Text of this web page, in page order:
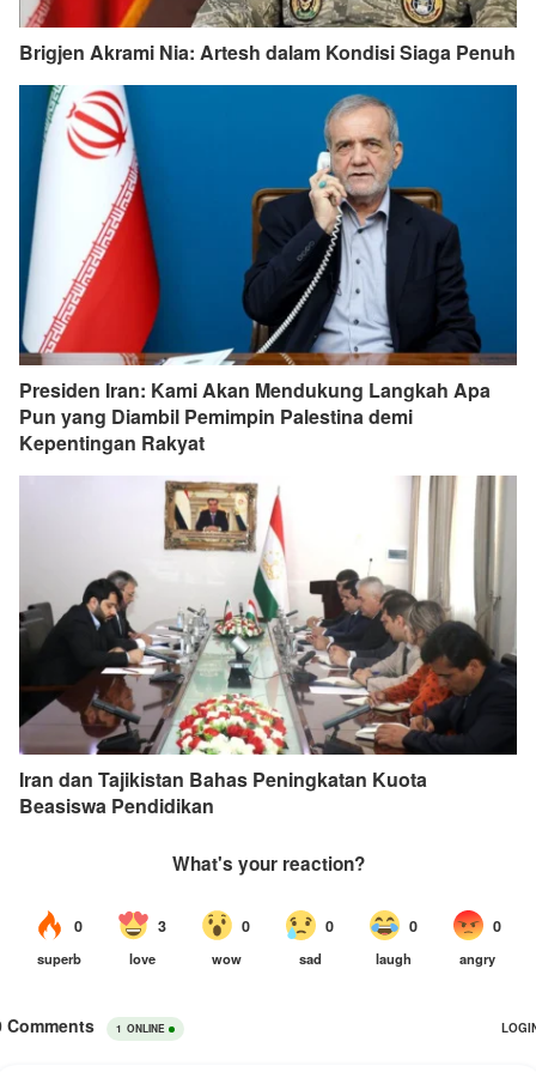
Brigjen Akrami Nia: Artesh dalam Kondisi Siaga Penuh
Presiden Iran: Kami Akan Mendukung Langkah Apa
Pun yang Diambil Pemimpin Palestina demi
Kepentingan Rakyat
Iran dan Tajikistan Bahas Peningkatan Kuota
Beasiswa Pendidikan